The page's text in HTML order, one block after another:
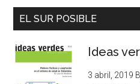
EL SUR POSIBLE
Ideas
3 abril, 2019